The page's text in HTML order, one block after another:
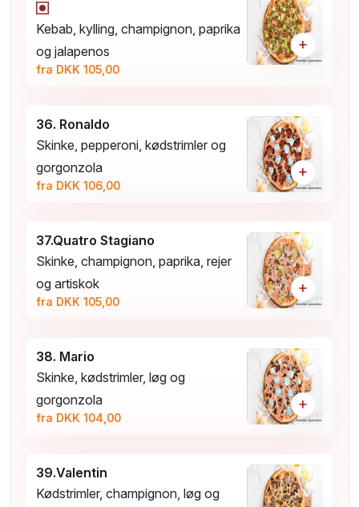
Kebab, kylling, champignon, paprika
og jalapenos
fra DKK 105,00
+
36. Ronaldo
Skinke, pepperoni, kødstrimler og
gorgonzola
fra DKK 106,00
+
37.Quatro Stagiano
Skinke, champignon, paprika, rejer
og artiskok
fra DKK 105,00
+
38. Mario
Skinke, kødstrimler, løg og
gorgonzola
fra DKK 104,00
+
39.Valentin
Kødstrimler, champignon, løg og